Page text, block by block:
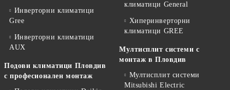
Инверторни климатици
Gree
Инверторни климатици
AUX
Подови климатици Пловдив
с професионален монтаж
климатици General
Хиперинверторни
климатици GREE
Мултисплит системи с
монтаж в Пловдив
Мултисплит системи
Mitsubishi Electric